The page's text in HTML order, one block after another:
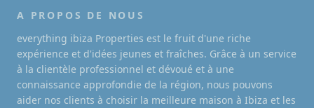
A PROPOS DE NOUS
everything ibiza Properties est le fruit d'une riche
expérience et d'idées jeunes et fraîches. Grâce à un service
à la clientèle professionnel et dévoué et à une
connaissance approfondie de la région, nous pouvons
aider nos clients à choisir la meilleure maison à Ibiza et les